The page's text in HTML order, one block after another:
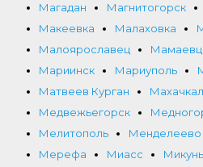
Магадан
Магнитогорск
Макеевка
Малаховка
Малоярославец
Мариинск
Мариуполь
Матвеев Курган
Медвежьегорск
Мелитополь
Менделеево
Мерефа
Миасс Микунь